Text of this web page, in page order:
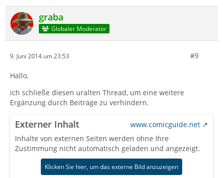
graba
Globaler Moderator
9. Juni 2014 um 23:53 #9
Hallo,
ich schließe diesen uralten Thread, um eine weitere
Ergänzung durch Beiträge zu verhindern.
Externer Inhalt
www.comicguide.net
Inhalte von externen Seiten werden ohne Ihre
Zustimmung nicht automatisch geladen und angezeigt.
Klicken Sie hier, um das externe Bild anzuzeigen